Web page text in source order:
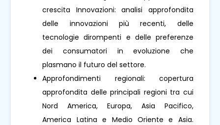
crescita Innovazioni: analisi approfondita
delle innovazioni più recenti, delle
tecnologie dirompenti e delle preferenze
dei consumatori in evoluzione che
plasmano il futuro del settore.
Approfondimenti regionali: copertura
approfondita delle principali regioni tra cui
Nord America, Europa, Asia Pacifico,
America Latina e Medio Oriente e Asia.